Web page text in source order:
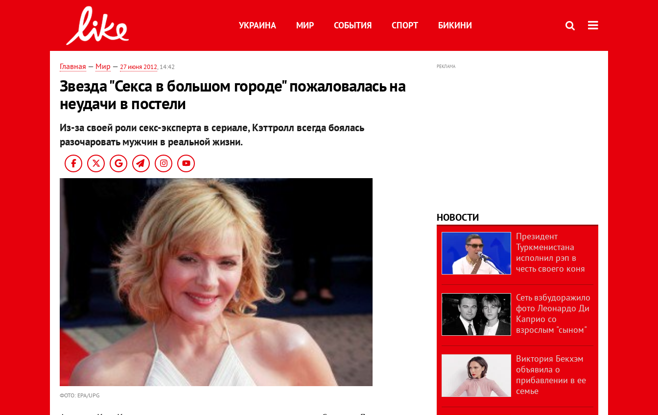
УКРАИНА МИР СОБЫТИЯ СПОРТ БИКИНИ
Главная — Мир — 27 июня 2012, 14:42
Звезда "Секса в большом городе" пожаловалась на
неудачи в постели
Из-за своей роли секс-эксперта в сериале, Кэттролл всегда боялась
разочаровать мужчин в реальной жизни.
ФОТО: EPA/UPG
РЕКЛАМА
НОВОСТИ
Президент
Туркменистана
исполнил рэп в
честь своего коня
Сеть взбудоражило
фото Леонардо Ди
Каприо со
взрослым "сыном"
Виктория Бекхэм
объявила о
прибавлении в ее
семье